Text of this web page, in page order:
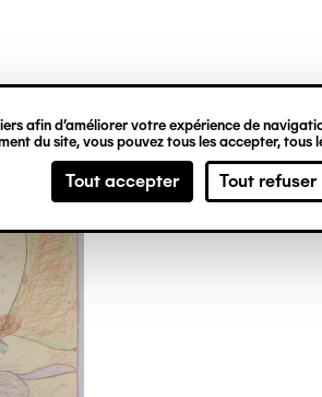
afin d’améliorer votre expérience de
du site, vous pouvez tous les accepter, tous
Tout accepter Tout refuser